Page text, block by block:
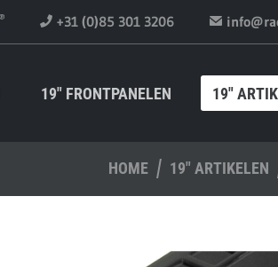
+31 (0)85 301 3206
19" FRONTPANELEN 19"
HOME 19" ARTIKELEN